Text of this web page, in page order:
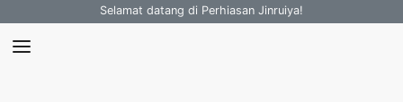
Selamat datang di Perhiasan Jinruiya!